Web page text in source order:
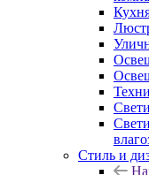
Стиль и